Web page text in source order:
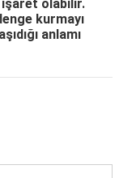
işaret olabilir.
kurmayı
anlamı